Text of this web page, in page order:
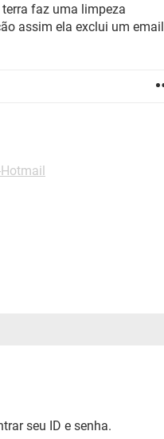
faz uma limpeza
assim ela exclui um email
seu ID e senha.